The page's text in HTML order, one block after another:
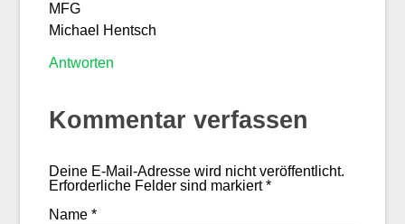
MFG
Michael Hentsch
Antworten
Kommentar verfassen
Deine E-Mail-Adresse wird nicht veröffentlicht.
Erforderliche Felder sind markiert*
Name *